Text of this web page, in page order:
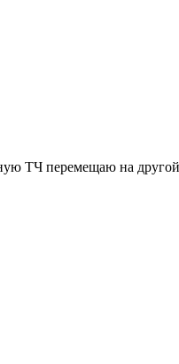
ТЧ перемещаю на